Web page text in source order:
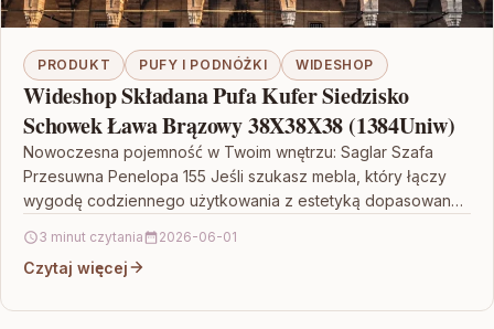
PRODUKT PUFY I PODNÓŻKI WIDESHOP
Wideshop Składana Pufa Kufer Siedzisko
Schowek Ława Brązowy 38X38X38 (1384Uniw)
Nowoczesna pojemność w Twoim wnętrzu: Saglar Szafa
Przesuwna Penelopa 155 Jeśli szukasz mebla, który łączy
wygodę codziennego użytkowania z estetyką dopasowaną
3 minut czytania 2026-06-01
Czytaj więcej